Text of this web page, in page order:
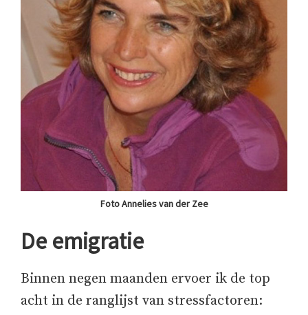
Foto Annelies van der Zee
De emigratie
Binnen negen maanden ervoer ik de top
acht in de ranglijst van stressfactoren: